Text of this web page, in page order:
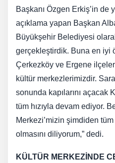
Başkanı Özgen Erkiş’in de
açıklama yapan Başkan
Büyükşehir Belediyesi
gerçekleştirdik. Buna en iyi
Çerkezköy ve Ergene
kültür merkezlerimizdir.
sonunda kapılarını açacak
tüm hızıyla devam ediyor.
Merkezi’mizin şimdiden tüm
olmasını diliyorum,” dedi.
KÜLTÜR MERKEZİNDE